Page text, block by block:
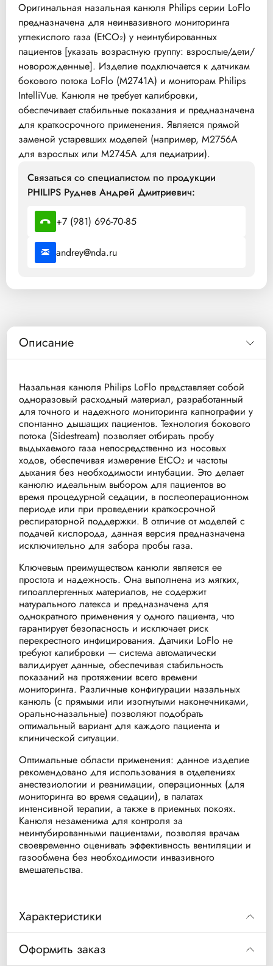
Оригинальная назальная канюля Philips серии LoFlo
предназначена для неинвазивного мониторинга
углекислого газа (EtCO₂) у неинтубированных
пациентов [указать возрастную группу: взрослые/дети/
новорожденные]. Изделие подключается к датчикам
бокового потока LoFlo (M2741A) и мониторам Philips
IntelliVue. Канюля не требует калибровки,
обеспечивает стабильные показания и предназначена
для краткосрочного применения. Является прямой
заменой устаревших моделей (например, M2756A
для взрослых или M2745A для педиатрии).
Связаться со специалистом по продукции
PHILIPS Руднев Андрей Дмитриевич:
+7 (981) 696-70-85
andrey@nda.ru
Описание
Характеристики
Оформить заказ
Назальная канюля Philips LoFlo представляет собой
одноразовый расходный материал, разработанный
для точного и надежного мониторинга капнографии у
спонтанно дышащих пациентов. Технология бокового
потока (Sidestream) позволяет отбирать пробу
выдыхаемого газа непосредственно из носовых
ходов, обеспечивая измерение EtCO₂ и частоты
дыхания без необходимости интубации. Это делает
канюлю идеальным выбором для пациентов во
время процедурной седации, в послеоперационном
периоде или при проведении краткосрочной
респираторной поддержки. В отличие от моделей с
подачей кислорода, данная версия предназначена
исключительно для забора пробы газа.
Ключевым преимуществом канюли является ее
простота и надежность. Она выполнена из мягких,
гипоаллергенных материалов, не содержит
натурального латекса и предназначена для
однократного применения у одного пациента, что
гарантирует безопасность и исключает риск
перекрестного инфицирования. Датчики LoFlo не
требуют калибровки — система автоматически
валидирует данные, обеспечивая стабильность
показаний на протяжении всего времени
мониторинга. Различные конфигурации назальных
канюль (с прямыми или изогнутыми наконечниками,
орально-назальные) позволяют подобрать
оптимальный вариант для каждого пациента и
клинической ситуации.
Оптимальные области применения: данное изделие
рекомендовано для использования в отделениях
анестезиологии и реанимации, операционных (для
мониторинга во время седации), в палатах
интенсивной терапии, а также в приемных покоях.
Канюля незаменима для контроля за
неинтубированными пациентами, позволяя врачам
своевременно оценивать эффективность вентиляции и
газообмена без необходимости инвазивного
вмешательства.
ип мониторинга